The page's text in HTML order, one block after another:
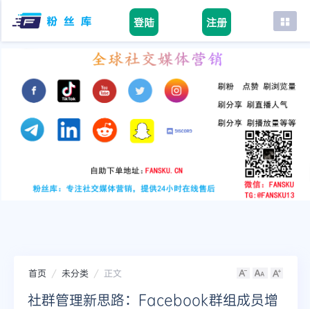
登陆 注册
首页
tiktok
youtube
instagram
首页 未分类 正文
社群管理新思路：Facebook群组成员增